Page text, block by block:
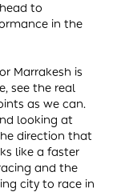
to
in the
Marrakesh is
see the real
as we can.
looking at
direction that
like a faster
and the
city to race in